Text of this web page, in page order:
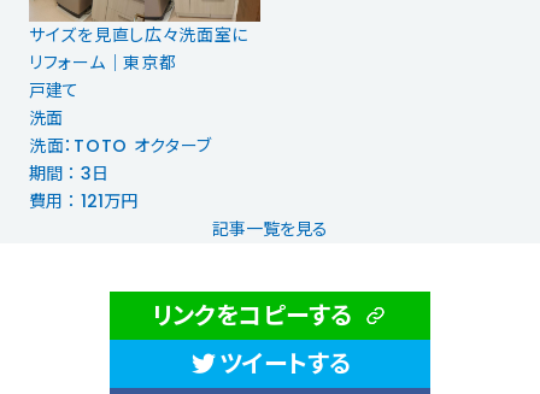
サイズを見直し広々洗面室に
リフォーム｜東京都
戸建て
洗面
洗面：TOTO オクターブ
期間 ： 3日
費用 ： 121万円
記事一覧を見る
リンクをコピーする
ツイートする